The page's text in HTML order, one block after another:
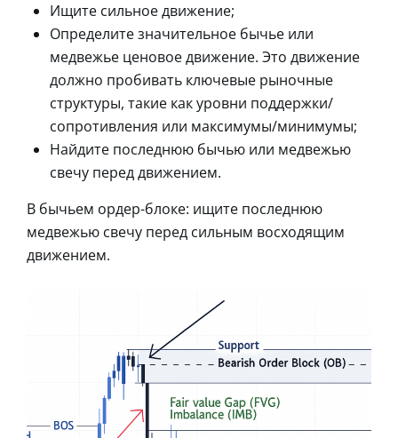
Ищите сильное движение;
Определите значительное бычье или
медвежье ценовое движение. Это движение
должно пробивать ключевые рыночные
структуры, такие как уровни поддержки/
сопротивления или максимумы/минимумы;
Найдите последнюю бычью или медвежью
свечу перед движением.
В бычьем ордер-блоке: ищите последнюю
медвежью свечу перед сильным восходящим
движением.